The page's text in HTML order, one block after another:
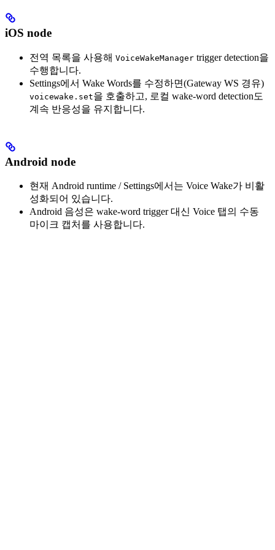
iOS node
전역 목록을 사용해 VoiceWakeManager trigger detection을
수행합니다.
Settings에서 Wake Words를 수정하면(Gateway WS 경유)
voicewake.set을 호출하고, 로컬 wake-word detection도
계속 반응성을 유지합니다.
Android node
현재 Android runtime / Settings에서는 Voice Wake가 비활
성화되어 있습니다.
Android 음성은 wake-word trigger 대신 Voice 탭의 수동
마이크 캡처를 사용합니다.